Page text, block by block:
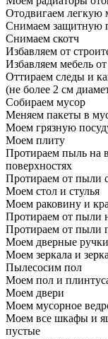
Отодвигаем легкую
Снимаем защитную
Снимаем скотч
Избавляем от
Избавляем мебель
Оттираем следы и
(не более 2 см
Собираем мусор
Меняем пакеты в
Моем грязную
Моем плиту
Протираем пыль на
поверхностях
Протираем от пыли
Моем стол и стулья
Моем раковину и
Протираем от пыли
Протираем от пыли
Моем дверные ручки
Моем зеркала и
Пылесосим пол
Моем пол и
Моем двери
Моем мусорное
Моем все шкафы и
пустые